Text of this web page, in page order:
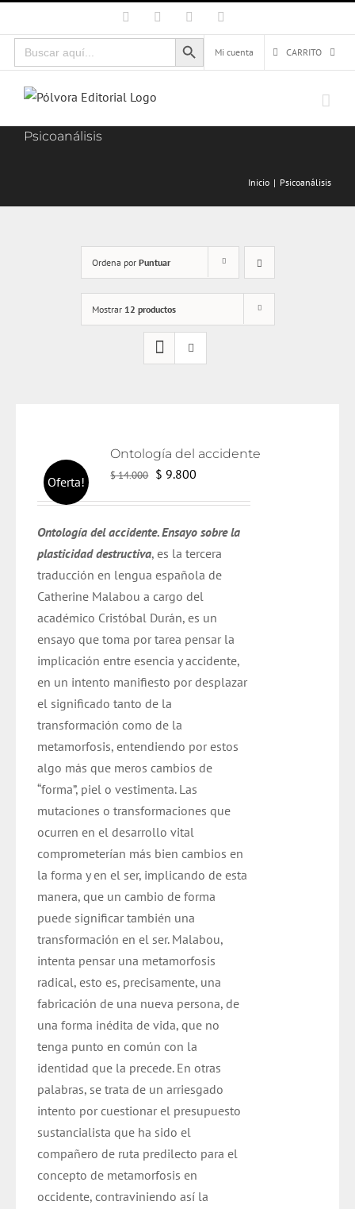
al
contenido
Facebook Instagram
Buscar:
Botón de búsqueda
Mi cuenta
CARRITO
Psicoanálisis
Inicio Psicoanálisis
Ordena por Puntuar
Mostrar 12 productos
Oferta!
Ontología del accidente
$14.000 El
era:
$ 14.000.
$ 9.800
es:
$ 9.800.
Ontología del accidente. Ensayo sobre la
plasticidad destructiva, es la tercera
traducción en lengua española de
Catherine Malabou a cargo del
académico Cristóbal Durán, es un
ensayo que toma por tarea pensar la
implicación entre esencia y accidente,
en un intento manifiesto por desplazar
el significado tanto de la
transformación como de la
metamorfosis, entendiendo por estos
algo más que meros cambios de
“forma”, piel o vestimenta. Las
mutaciones o transformaciones que
ocurren en el desarrollo vital
comprometerían más bien cambios en
la forma y en el ser, implicando de esta
manera, que un cambio de forma
puede significar también una
transformación en el ser. Malabou,
intenta pensar una metamorfosis
radical, esto es, precisamente, una
fabricación de una nueva persona, de
una forma inédita de vida, que no
tenga punto en común con la
identidad que la precede. En otras
palabras, se trata de un arriesgado
intento por cuestionar el presupuesto
sustancialista que ha sido el
compañero de ruta predilecto para el
concepto de metamorfosis en
occidente, contraviniendo así la